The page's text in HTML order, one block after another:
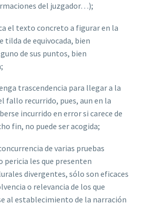
del juzgador…);
el texto concreto a f‌igurar en la
tilda de equivocada, bien
de sus puntos, bien
trascendencia para llegar a la
fallo recurrido, pues, aun en la
incurrido en error si carece de
f‌in, no puede ser acogida;
de varias pruebas
pericia les que presenten
divergentes, sólo son ef‌icaces
o relevancia de los que
al establecimiento de la narración